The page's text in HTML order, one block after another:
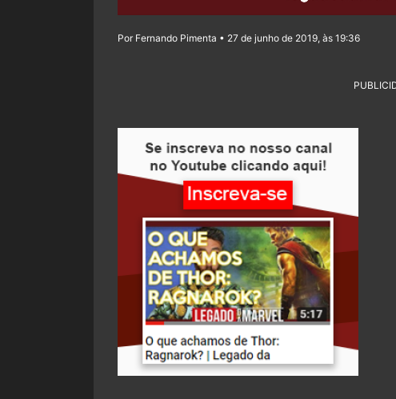
Por Fernando Pimenta • 27 de junho de 2019, às 19:36